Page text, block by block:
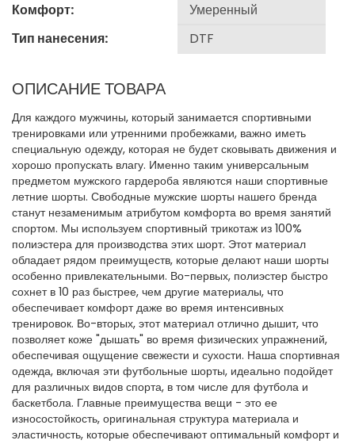
Комфорт:
Тип нанесения:
ОПИСАНИЕ ТОВАРА
Для каждого мужчины, который занимается спортивными
тренировками или утренними пробежками, важно иметь
специальную одежду, которая не будет сковывать движения и
хорошо пропускать влагу. Именно таким универсальным
предметом мужского гардероба являются наши спортивные
летние шорты. Свободные мужские шорты нашего бренда
станут незаменимым атрибутом комфорта во время занятий
спортом. Мы используем спортивный трикотаж из 100%
полиэстера для производства этих шорт. Этот материал
обладает рядом преимуществ, которые делают наши шорты
особенно привлекательными. Во-первых, полиэстер быстро
сохнет в 10 раз быстрее, чем другие материалы, что
обеспечивает комфорт даже во время интенсивных
тренировок. Во-вторых, этот материал отлично дышит, что
позволяет коже "дышать" во время физических упражнений,
обеспечивая ощущение свежести и сухости. Наша спортивная
одежда, включая эти футбольные шорты, идеально подойдет
для различных видов спорта, в том числе для футбола и
баскетбола. Главные преимущества вещи - это ее
износостойкость, оригинальная структура материала и
эластичность, которые обеспечивают оптимальный комфорт и